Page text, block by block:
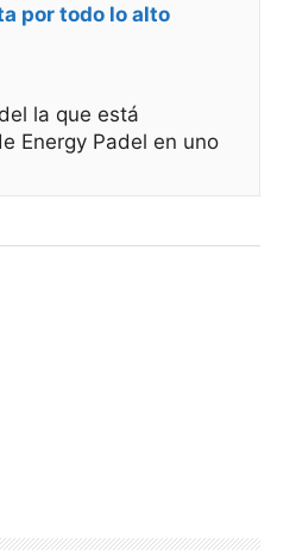
por todo lo alto
la que está
Energy Padel en uno